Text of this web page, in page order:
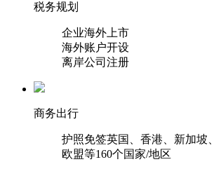
税务规划
企业海外上市
海外账户开设
离岸公司注册
商务出行
护照免签英国、香港、新加坡、
欧盟等160个国家/地区